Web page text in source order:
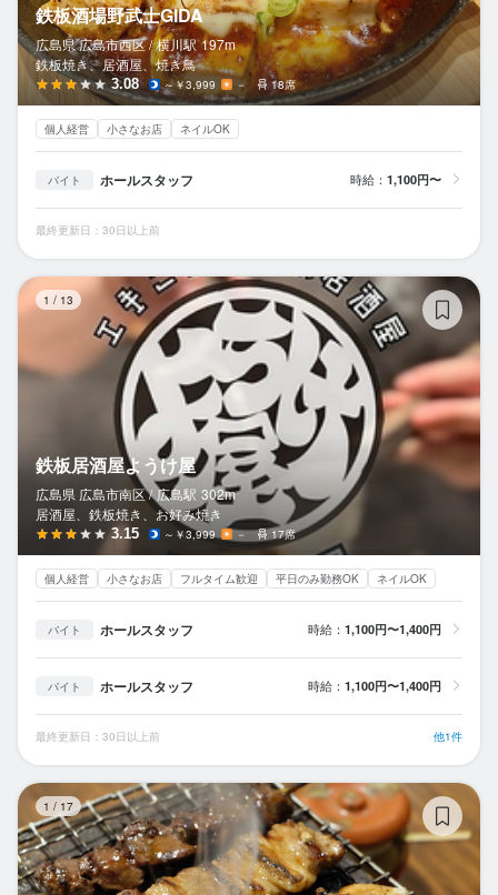
鉄板酒場野武士GIDA
広島県 広島市西区 / 横川駅 197m
鉄板焼き、居酒屋、焼き鳥
3.08 ～￥3,999 － 18席
個人経営 小さなお店 ネイルOK
バイト ホールスタッフ 時給： 1,100円〜
最終更新日：30日以上前
1 / 13
鉄板居酒屋ようけ屋
広島県 広島市南区 / 広島駅 302m
居酒屋、鉄板焼き、お好み焼き
3.15 ～￥3,999 － 17席
個人経営 小さなお店 フルタイム歓迎 平日のみ勤務OK ネイルOK
バイト ホールスタッフ 時給： 1,100円〜1,400円
バイト ホールスタッフ 時給： 1,100円〜1,400円
最終更新日：30日以上前 他1件
1 / 17